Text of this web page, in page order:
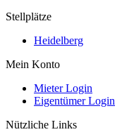
Stellplätze
Heidelberg
Mein Konto
Mieter Login
Eigentümer Login
Nützliche Links